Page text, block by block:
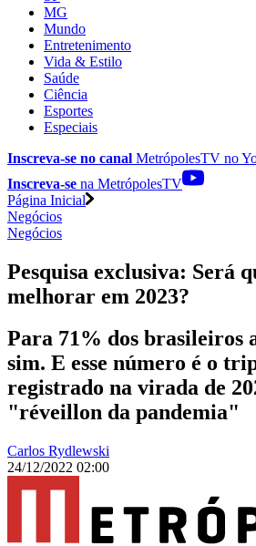
MG
Mundo
Entretenimento
Vida & Estilo
Saúde
Ciência
Esportes
Especiais
Inscreva-se no canal MetrópolesTV no
Inscreva-se na MetrópolesTV
Página Inicial
Negócios
Negócios
Pesquisa exclusiva: Será
melhorar em 2023?
Para 71% dos brasileiros
sim. E esse número é o
registrado na virada de
"réveillon da pandemia"
Carlos Rydlewski
24/12/2022 02:00